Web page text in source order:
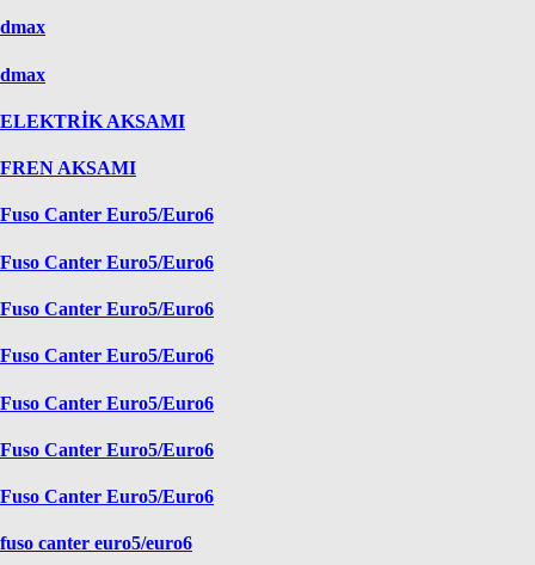
dmax
dmax
ELEKTRİK AKSAMI
FREN AKSAMI
Fuso Canter Euro5/Euro6
Fuso Canter Euro5/Euro6
Fuso Canter Euro5/Euro6
Fuso Canter Euro5/Euro6
Fuso Canter Euro5/Euro6
Fuso Canter Euro5/Euro6
Fuso Canter Euro5/Euro6
fuso canter euro5/euro6